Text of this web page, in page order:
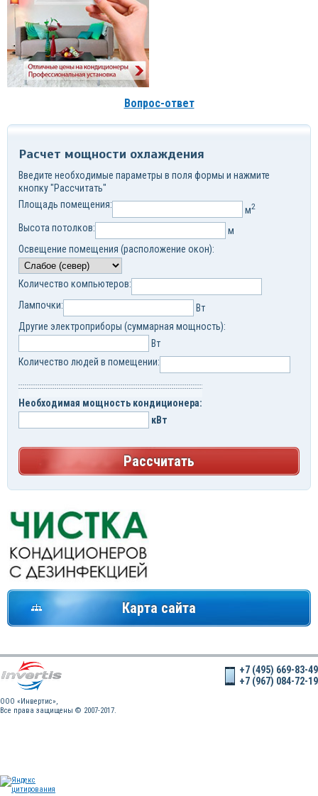
Вопрос-ответ
Расчет мощности охлаждения
Введите необходимые параметры в поля формы и нажмите
кнопку "Рассчитать"
Площадь помещения:
м2
Высота потолков:
м
Освещение помещения (расположение окон):
Количество компьютеров:
Лампочки:
Вт
Другие электроприборы (суммарная мощность):
Вт
Количество людей в помещении:
Необходимая мощность кондиционера:
кВт
Рассчитать
Карта сайта
OOO «Инвертис»,
Все права защищены © 2007-2017.
+7 (495) 669-83-49
+7 (967) 084-72-19